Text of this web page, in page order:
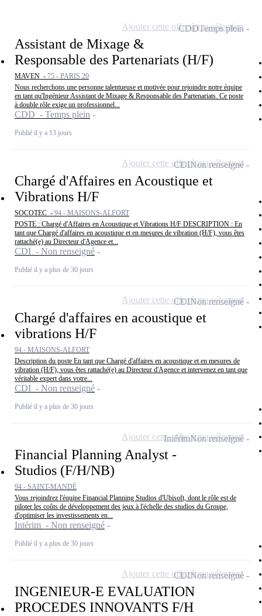
Assistant de Mixage &
Responsable des Partenariats (H/F)
MAVEN - 75 - PARIS 20
Nous recherchons une personne talentueuse et motivée pour rejoindre notre équipe
en tant qu'Ingénieur Assistant de Mixage & Responsable des Partenariats. Ce poste
à double rôle exige un professionnel...
CDD - Temps plein
Publié il y a 13 jours
CDDTemps plein
Ajouter cette offre à ma sélection
Chargé d'Affaires en Acoustique et
Vibrations H/F
SOCOTEC - 94 - MAISONS-ALFORT
POSTE : Chargé d'Affaires en Acoustique et Vibrations H/F DESCRIPTION : En
tant que Chargé d'affaires en acoustique et en mesures de vibration (H/F), vous êtes
rattaché(e) au Directeur d'Agence et...
CDI - Non renseigné
Publié il y a plus de 30 jours
CDINon renseigné
Ajouter cette offre à ma sélection
Chargé d'affaires en acoustique et
vibrations H/F
94 - MAISONS-ALFORT
Description du poste En tant que Chargé d'affaires en acoustique et en mesures de
vibration (H/F), vous êtes rattaché(e) au Directeur d'Agence et intervenez en tant que
véritable expert dans votre...
CDI - Non renseigné
Publié il y a plus de 30 jours
CDINon renseigné
Ajouter cette offre à ma sélection
Financial Planning Analyst -
Studios (F/H/NB)
94 - SAINT-MANDÉ
Vous rejoindrez l'équipe Financial Planning Studios d'Ubisoft, dont le rôle est de
piloter les coûts de développement des jeux à l'échelle des studios du Groupe,
d'optimiser les investissements en...
Intérim - Non renseigné
Publié il y a plus de 30 jours
IntérimNon renseigné
Ajouter cette offre à ma sélection
INGENIEUR-E EVALUATION
PROCEDES INNOVANTS F/H
CDINon renseigné
Ajouter cette offre à ma sélection